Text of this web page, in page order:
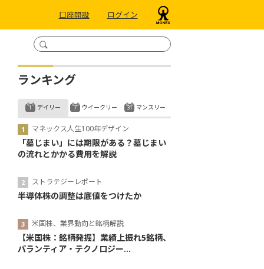
口座開設 ログイン
ランキング
デイリー
マネックス人生100年デザイン
「墓じまい」には期限がある？墓じまい
の流れとかかる費用を解説
ストラテジーレポート
半導体株の調整は底値をつけたか
米国株、業界動向と銘柄解説
【米国株：銘柄発掘】業績上振れ5銘柄、
パランティア・テクノロジー...
ウイークリー マンスリー